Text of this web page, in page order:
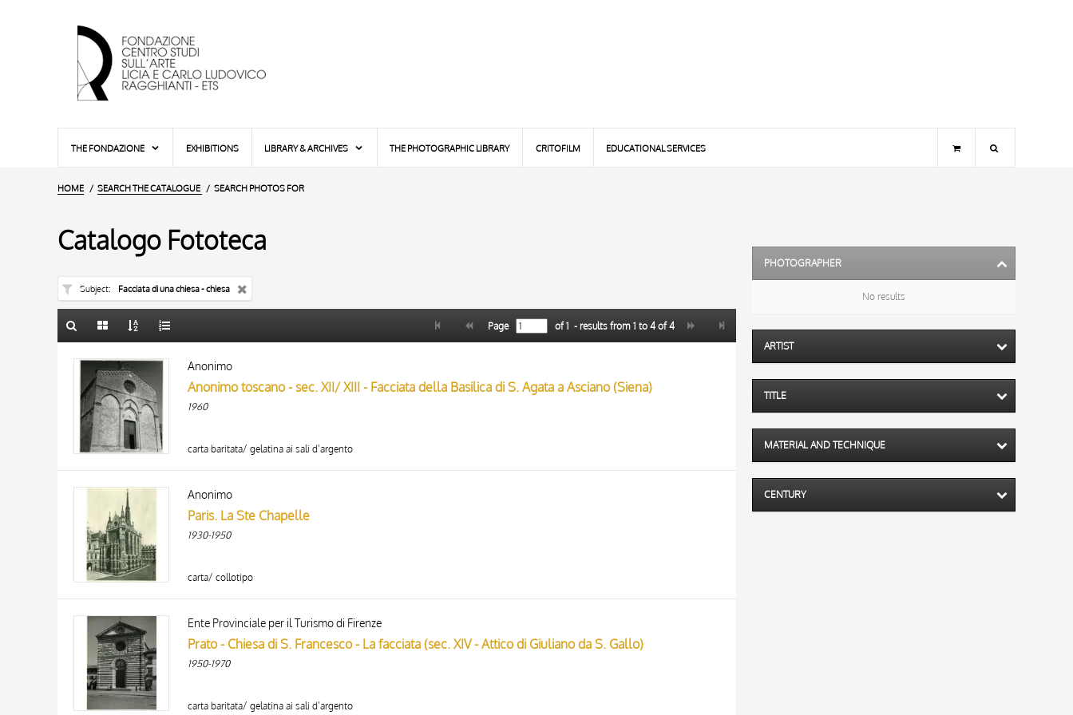
THE FONDAZIONE EXHIBITIONS LIBRARY & ARCHIVES THE PHOTOGRAPHIC LIBRARY CRITOFILM EDUCATIONAL SERVICES
HOME SEARCH THE CATALOGUE SEARCH PHOTOS FOR
Catalogo Fototeca
Subject Facciata di una chiesa - chiesa
AUTHOR
ARTISTA
MATERIAL AND TECHNIQUE
DATE
10 RESULTS
20 RESULTS
Page of1 - results from 1 to 4of4
Anonimo
Anonimo toscano - sec. XII/ XIII - Facciata della Basilica di S. Agata a Asciano (Siena)
1960
carta baritata/ gelatina ai sali d’argento
Anonimo
Paris. La Ste Chapelle
1930-1950
carta/ collotipo
Ente Provinciale per il Turismo di Firenze
Prato - Chiesa di S. Francesco - La facciata (sec. XIV - Attico di Giuliano da S. Gallo)
1950-1970
carta baritata/ gelatina ai sali d’argento
PHOTOGRAPHER
No results
ARTIST
TITLE
MATERIAL AND TECHNIQUE
CENTURY